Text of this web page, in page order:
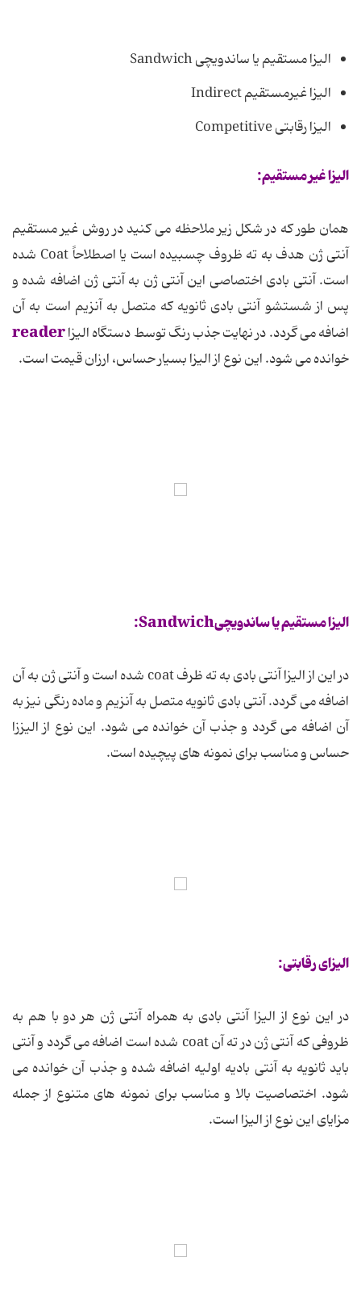
الیزا مستقیم یا ساندویچی Sandwich
الیزا غیرمستقیم Indirect
الیزا رقابتی Competitive
الیزا غیر مستقیم:
همان طور که در شکل زیر ملاحظه می کنید در روش غیر مستقیم
آنتی ژن هدف به ته ظروف چسبیده است یا اصطلاحاً Coat شده
است. آنتی بادی اختصاصی این آنتی ژن به آنتی ژن اضافه شده و
پس از شستشو آنتی بادی ثانویه که متصل به آنزیم است به آن
اضافه می گردد. در نهایت جذب رنگ توسط دستگاه الیزاreader
خوانده می شود. این نوع از الیزا بسیار حساس، ارزان قیمت است.
الیزا مستقیم یا ساندویچیSandwich:
در این از الیزا آنتی بادی به ته ظرف coat شده است و آنتی ژن به آن
اضافه می گردد. آنتی بادی ثانویه متصل به آنزیم و ماده رنگی نیز به
آن اضافه می گردد و جذب آن خوانده می شود. این نوع از الیززا
حساس و مناسب برای نمونه های پیچیده است.
الیزای رقابتی:
در این نوع از الیزا آنتی بادی به همراه آنتی ژن هر دو با هم به
ظروفی که آنتی ژن در ته آن coat شده است اضافه می گردد و آنتی
باید ثانویه به آنتی بادیه اولیه اضافه شده و جذب آن خوانده می
شود. اختصاصیت بالا و مناسب برای نمونه های متنوع از جمله
مزایای این نوع از الیزا است.